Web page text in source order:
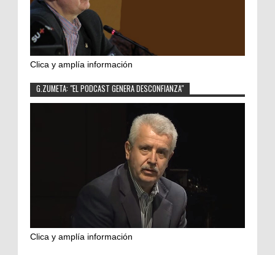
Clica y amplía información
G.ZUMETA: "EL PODCAST GENERA DESCONFIANZA"
Clica y amplía información